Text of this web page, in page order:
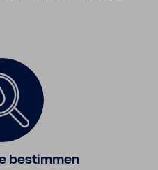
bestimmen